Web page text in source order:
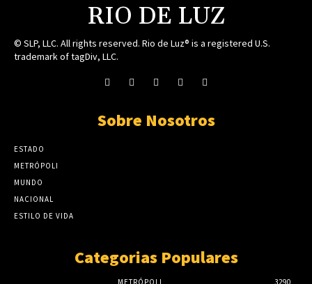
RIO DE LUZ
© SLP, LLC. All rights reserved. Rio de Luz® is a registered U.S.
trademark of tagDiv, LLC.
Sobre Nosotros
ESTADO
METRÓPOLI
MUNDO
NACIONAL
ESTILO DE VIDA
Categorias Populares
METRÓPOLI 3290